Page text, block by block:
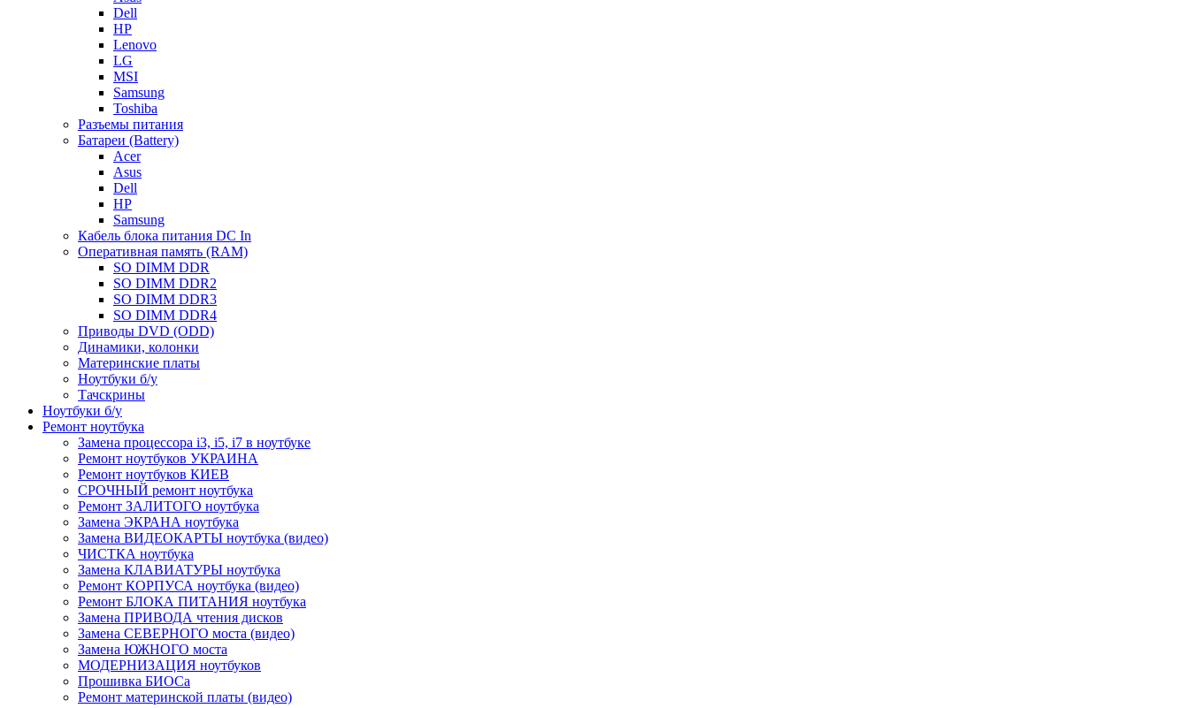
Dell
HP
Lenovo
LG
MSI
Samsung
Toshiba
Разъемы питания
Батареи (Battery)
Acer
Asus
Dell
HP
Samsung
Кабель блока питания DC In
Оперативная память (RAM)
SO DIMM DDR
SO DIMM DDR2
SO DIMM DDR3
SO DIMM DDR4
Приводы DVD (ODD)
Динамики, колонки
Материнские платы
Ноутбуки б/у
Тачскрины
Ноутбуки б/у
Ремонт ноутбука
Замена процессора i3, i5, i7 в ноутбуке
Ремонт ноутбуков УКРАИНА
Ремонт ноутбуков КИЕВ
СРОЧНЫЙ ремонт ноутбука
Ремонт ЗАЛИТОГО ноутбука
Замена ЭКРАНА ноутбука
Замена ВИДЕОКАРТЫ ноутбука (видео)
ЧИСТКА ноутбука
Замена КЛАВИАТУРЫ ноутбука
Ремонт КОРПУСА ноутбука (видео)
Ремонт БЛОКА ПИТАНИЯ ноутбука
Замена ПРИВОДА чтения дисков
Замена СЕВЕРНОГО моста (видео)
Замена ЮЖНОГО моста
МОДЕРНИЗАЦИЯ ноутбуков
Прошивка БИОСа
Ремонт материнской платы (видео)